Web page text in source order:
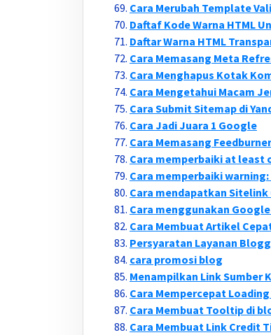
Cara Merubah Template
Daftaf Kode Warna HTML
Daftar Warna HTML
Cara Memasang Meta
Cara Menghapus Kotak
Cara Mengetahui Macam
Cara Submit Sitemap di
Cara Jadi Juara 1 Google
Cara Memasang Feedburner
Cara memperbaiki at
Cara memperbaiki
Cara mendapatkan
Cara menggunakan
Cara Membuat Artikel
Persyaratan Layanan
cara promosi blog
Menampilkan Link Sumber
Cara Mempercepat
Cara Membuat Tooltip di
Cara Membuat Link Credit